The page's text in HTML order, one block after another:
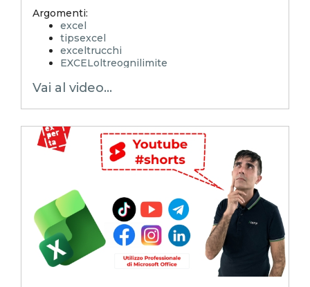
Argomenti:
excel
tipsexcel
exceltrucchi
EXCELoltreognilimite
emmanuele vietti
iagenerativa
avatar AI
Vai al video...